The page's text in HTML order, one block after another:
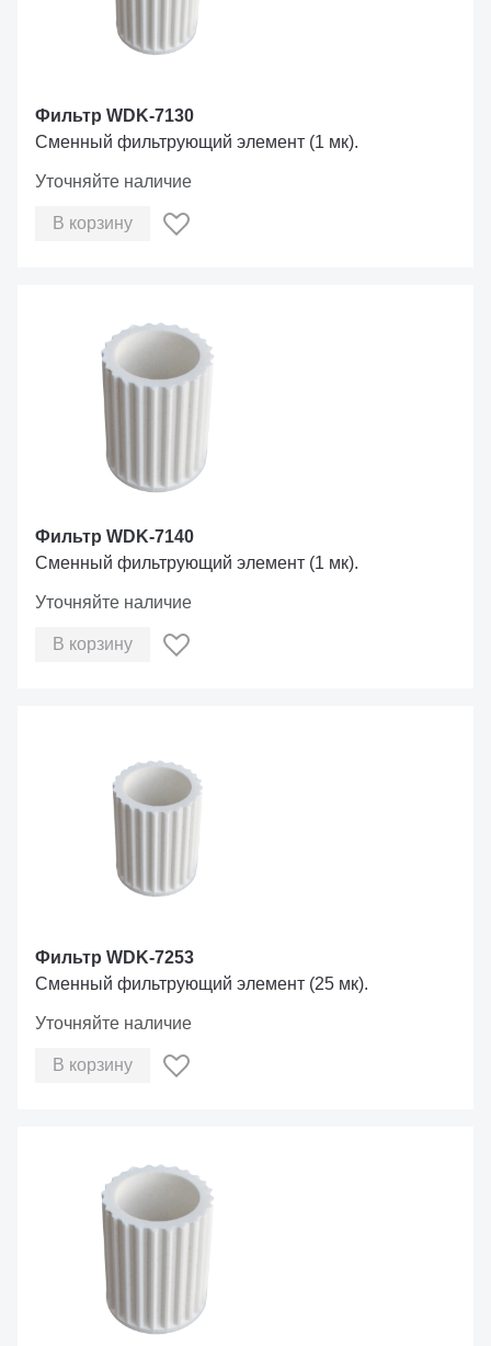
Фильтр WDK-7130
Сменный фильтрующий элемент (1 мк).
Уточняйте наличие
В корзину
Фильтр WDK-7140
Сменный фильтрующий элемент (1 мк).
Уточняйте наличие
В корзину
Фильтр WDK-7253
Сменный фильтрующий элемент (25 мк).
Уточняйте наличие
В корзину